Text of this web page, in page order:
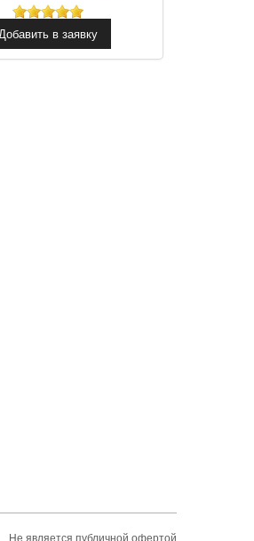
Не является публичной офертой